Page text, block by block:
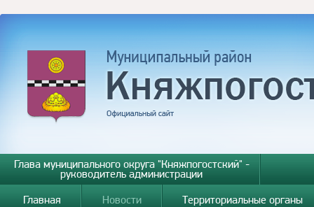
Глава муниципального округа "Княжпогостский" -
руководитель администрации
Главная
Новости Территориальные органы